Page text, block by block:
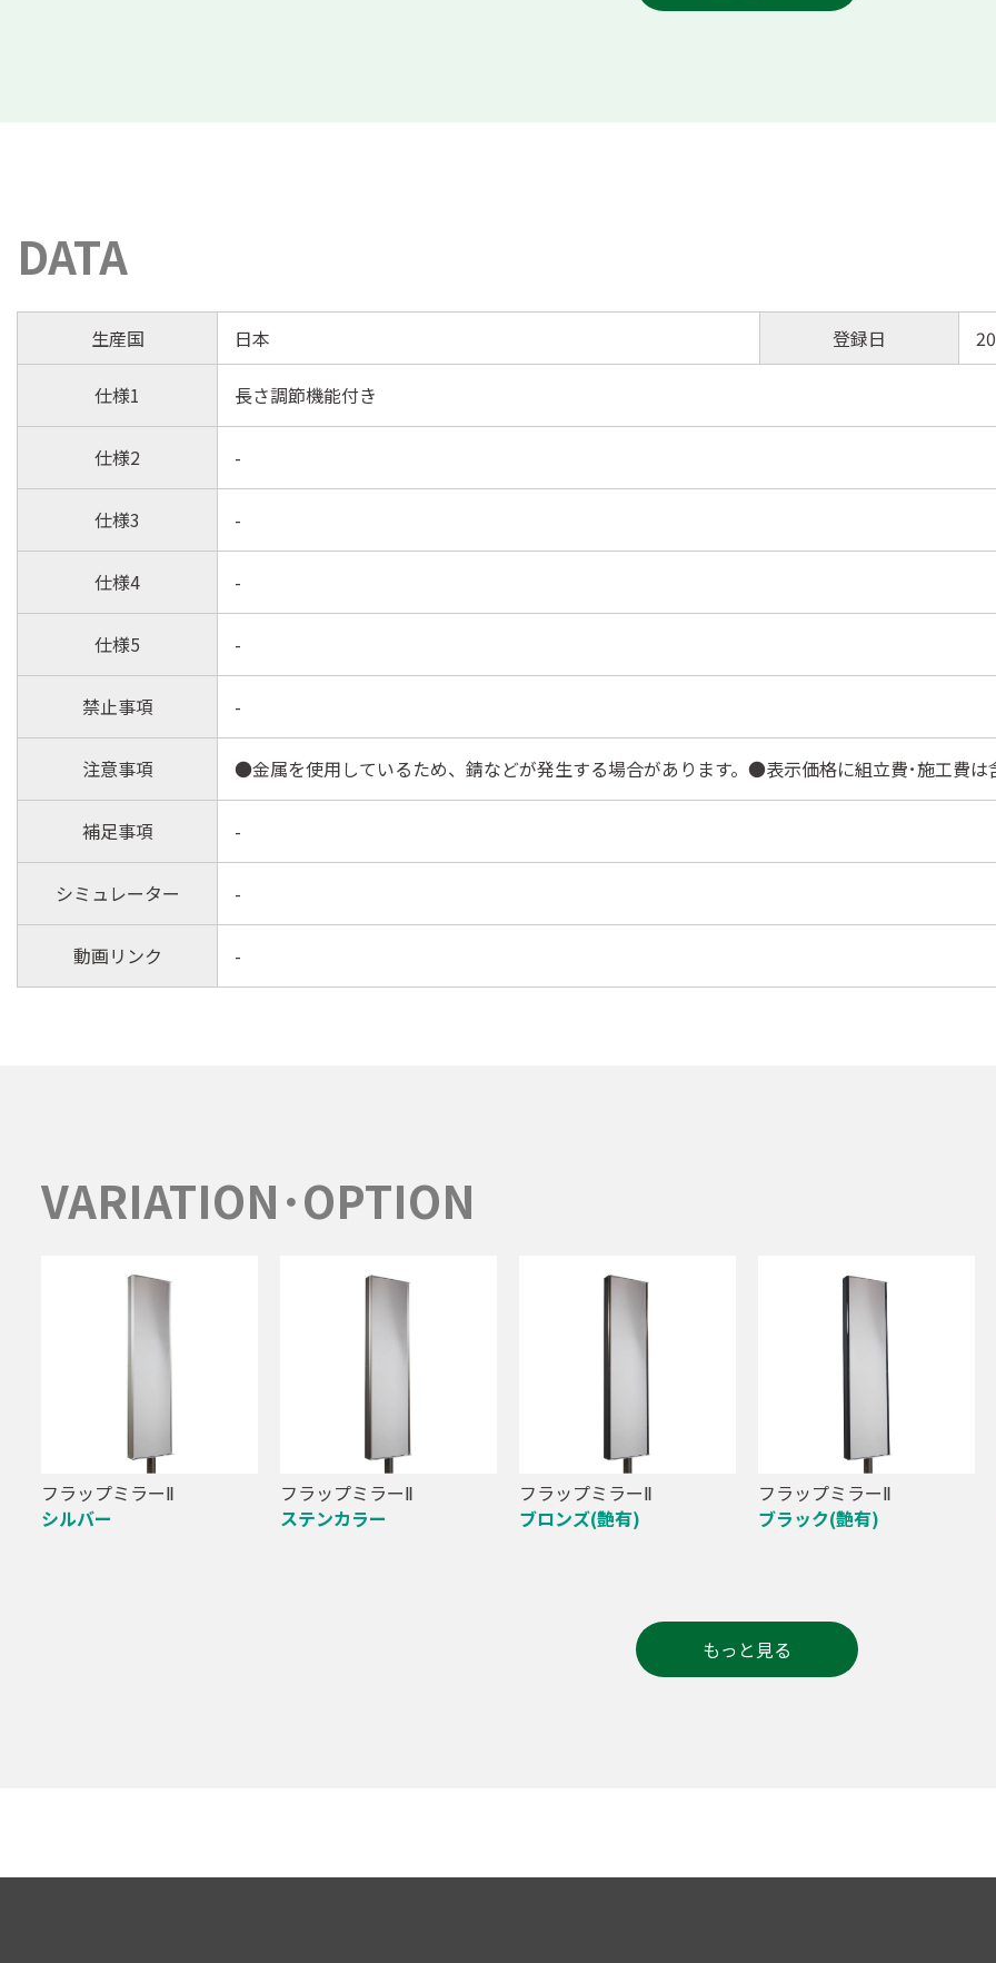
DATA
生産国 日本 登録日
仕様1 長さ調節機能付き
仕様2 -
仕様3 -
仕様4 -
仕様5 -
禁止事項 -
注意事項 ●金属を使用しているため、錆などが発生する場合があります。●表示価格に組立費･施工費は
補足事項 -
シミュレーター -
動画リンク -
VARIATION･OPTION
フラップミラーⅡ
シルバー
フラップミラーⅡ
ステンカラー
フラップミラーⅡ
ブロンズ(艶有)
フラップミラーⅡ
ブラック(艶有)
もっと見る